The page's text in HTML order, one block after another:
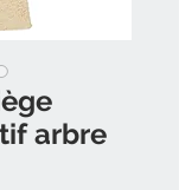
arbre